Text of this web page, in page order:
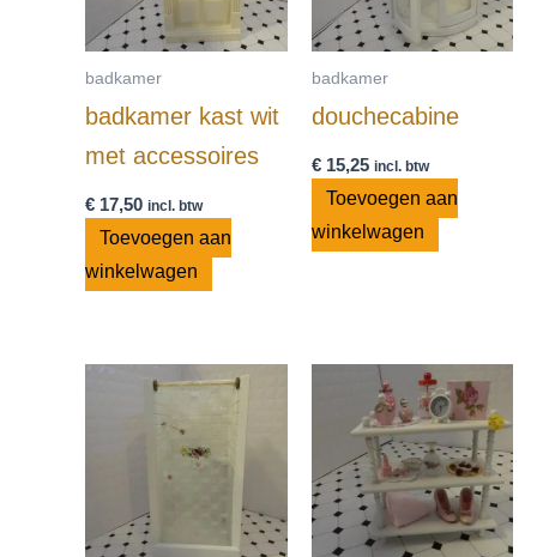
badkamer
badkamer kast wit
met accessoires
€ 17,50 incl. btw
Toevoegen aan
winkelwagen
badkamer
douchecabine
€15,25 incl. btw
Toevoegen aan
winkelwagen